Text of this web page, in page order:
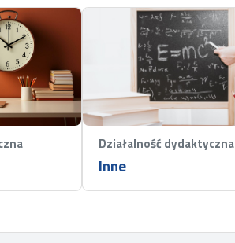
Działalność dydaktyczna
Inne